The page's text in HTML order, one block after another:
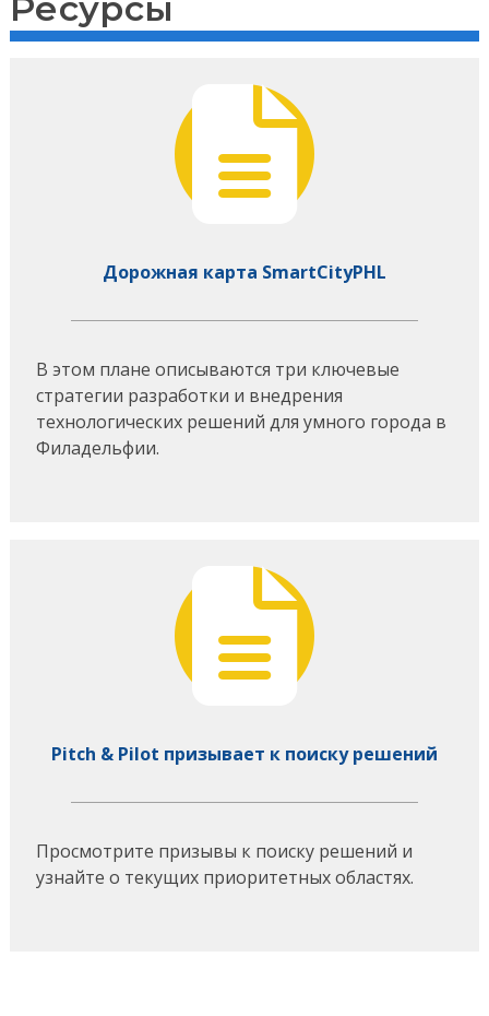
Дорожная карта SmartCityPHL
В этом плане описываются три ключевые
стратегии разработки и внедрения
технологических решений для умного города в
Филадельфии.
Pitch & Pilot призывает к поиску решений
Просмотрите призывы к поиску решений и
узнайте о текущих приоритетных областях.